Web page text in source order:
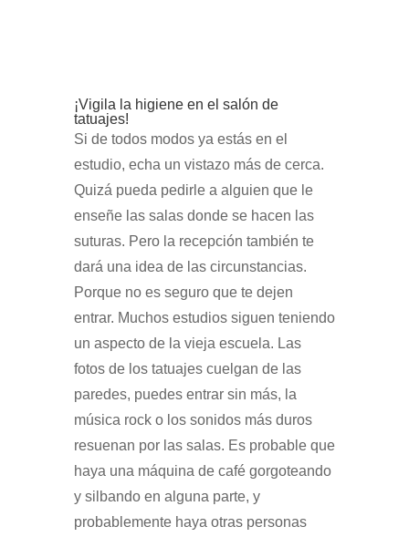
¡Vigila la higiene en el salón de
tatuajes!
Si de todos modos ya estás en el
estudio, echa un vistazo más de cerca.
Quizá pueda pedirle a alguien que le
enseñe las salas donde se hacen las
suturas. Pero la recepción también te
dará una idea de las circunstancias.
Porque no es seguro que te dejen
entrar. Muchos estudios siguen teniendo
un aspecto de la vieja escuela. Las
fotos de los tatuajes cuelgan de las
paredes, puedes entrar sin más, la
música rock o los sonidos más duros
resuenan por las salas. Es probable que
haya una máquina de café gorgoteando
y silbando en alguna parte, y
probablemente haya otras personas